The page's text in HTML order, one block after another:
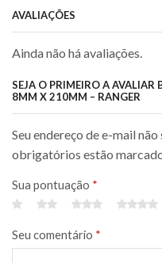
durante o trabalho, sendo
construção civil e
• Medida: 8mm x 210mm
• Encaixe SDS-PLUS
• Perfuração rápida e
• Excelente durabilidade e
• Maior resistência ao
• Alto desempenho em
Aplicações:
AVALIAÇÕES
Ainda não há avaliações.
SEJA O PRIMEIRO A AVALIAR
8MM X 210MM – RANGER
Seu endereço de e-mail
obrigatórios estão
Sua pontuação *
Seu comentário *